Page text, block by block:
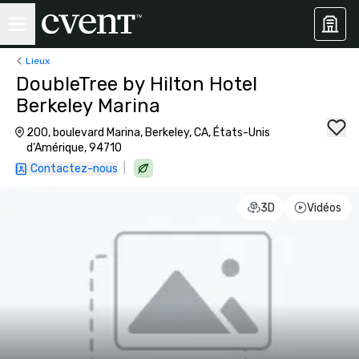
Lieux
DoubleTree by Hilton Hotel
Berkeley Marina
200, boulevard Marina, Berkeley, CA, États-Unis
d'Amérique, 94710
Contactez-nous
3D Vidéos